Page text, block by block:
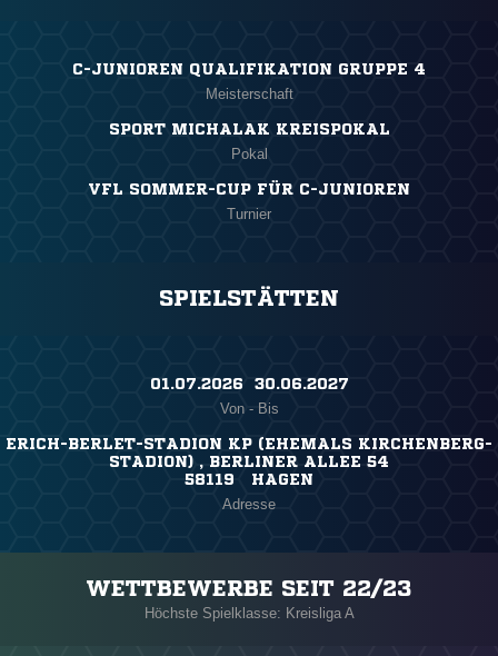
C-JUNIOREN QUALIFIKATION GRUPPE 4
Meisterschaft
SPORT MICHALAK KREISPOKAL
Pokal
VFL SOMMER-CUP FÜR C-JUNIOREN
Turnier
SPIELSTÄTTEN
01.07.2026 ​ 30.06.2027
Von - Bis
ERICH-BERLET-STADION KP (EHEMALS KIRCHENBERG-
STADION) , BERLINER ALLEE 54
58119 HAGEN
Adresse
WETTBEWERBE SEIT 22/23
Höchste Spielklasse: Kreisliga A